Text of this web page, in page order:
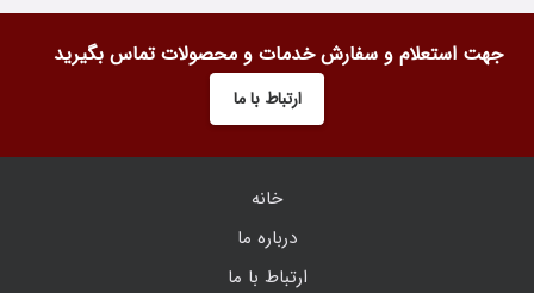
جهت استعلام و سفارش خدمات و محصولات تماس بگیرید
ارتباط با ما
خانه
درباره ما
ارتباط با ما